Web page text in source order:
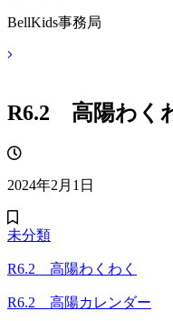
BellKids事務局
R6.2 高陽わく
2024年2月1日
未分類
R6.2 高陽わくわく
R6.2 高陽カレンダー